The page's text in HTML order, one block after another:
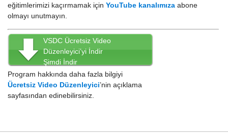
eğitimlerimizi kaçırmamak için YouTube kanalımıza abone
olmayı unutmayın.
VSDC Ücretsiz Video
Düzenleyici’yi İndir
Şimdi İndir
Program hakkında daha fazla bilgiyi
Ücretsiz Video Düzenleyici’nin açıklama
sayfasından edinebilirsiniz.